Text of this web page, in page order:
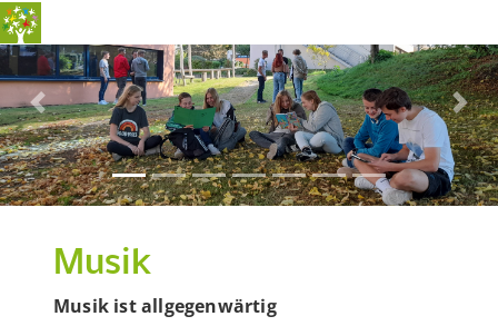
Previous Next
Musik
Musik ist allgegenwärtig